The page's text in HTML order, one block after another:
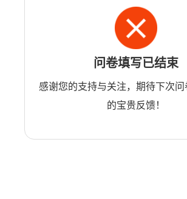
问卷填写已结束
感谢您的支持与关注，期待下次问
的宝贵反馈！